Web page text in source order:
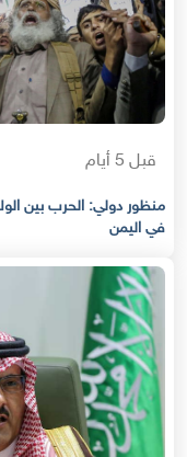
قبل 5 أيام
منظور دولي: الحرب بين
في اليمن